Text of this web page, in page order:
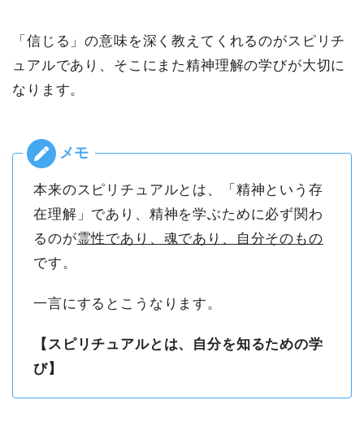
「信じる」の意味を深く教えてくれるのがスピリチ
ュアルであり、そこにまた精神理解の学びが大切に
なります。
本来のスピリチュアルとは、「精神という存
在理解」であり、精神を学ぶために必ず関わ
るのが霊性であり、魂であり、自分そのもの
です。
一言にするとこうなります。
【スピリチュアルとは、自分を知るための学
び】